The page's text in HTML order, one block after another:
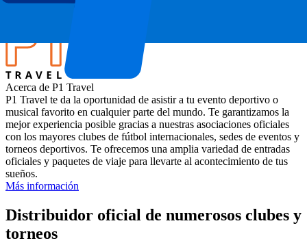
Miami Gardens, Estados Unidos
Acerca de P1 Travel
P1 Travel te da la oportunidad de asistir a tu evento deportivo o
musical favorito en cualquier parte del mundo. Te garantizamos la
mejor experiencia posible gracias a nuestras asociaciones oficiales
con los mayores clubes de fútbol internacionales, sedes de eventos y
torneos deportivos. Te ofrecemos una amplia variedad de entradas
oficiales y paquetes de viaje para llevarte al acontecimiento de tus
sueños.
Más información
Distribuidor oficial de numerosos clubes y
torneos